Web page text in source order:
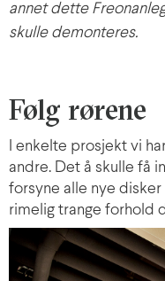
annet dette
skulle demonteres.
Følg rørene
I enkelte prosjekt vi
andre. Det å skulle få
forsyne alle nye disker
rimelig trange forhold